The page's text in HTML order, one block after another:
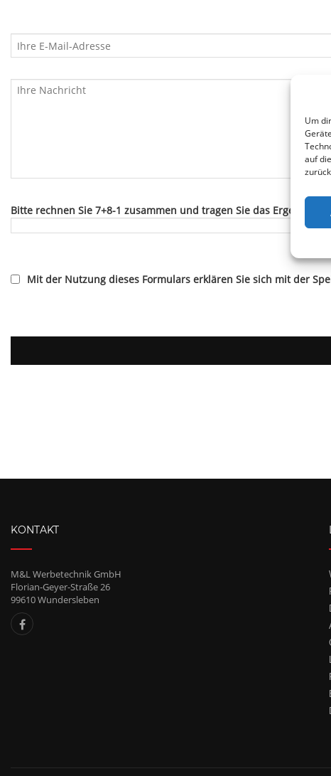
Um
auf
Bitte rechnen Sie 7+8-1 zusammen und tragen Sie das Ergebnis
Mit der Nutzung dieses Formulars erklären Sie sich mit der
KONTAKT
M&L Werbetechnik GmbH
Florian-Geyer-Straße 26
99610 Wundersleben